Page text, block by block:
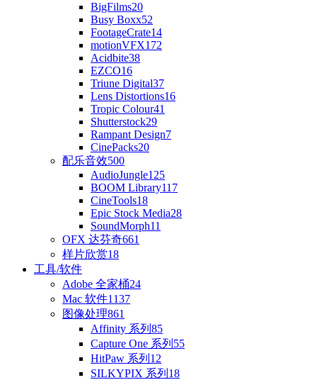
BigFilms20
Busy Boxx52
FootageCrate14
motionVFX172
Acidbite38
EZCO16
Triune Digital37
Lens Distortions16
Tropic Colour41
Shutterstock29
Rampant Design7
CinePacks20
配乐音效500
AudioJungle125
BOOM Library117
CineTools18
Epic Stock Media28
SoundMorph11
OFX 达芬奇661
样片欣赏18
工具/软件
Adobe 全家桶24
Mac 软件1137
图像处理861
Affinity 系列 85
Capture One 系列 55
HitPaw 系列 12
SILKYPIX 系列 18